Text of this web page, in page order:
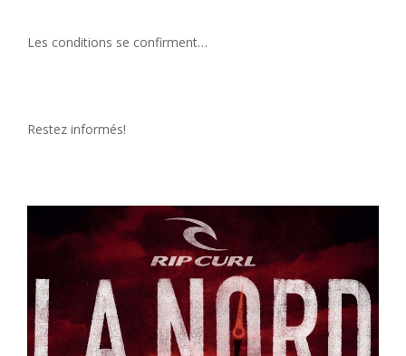
Les conditions se confirment…
Restez informés!